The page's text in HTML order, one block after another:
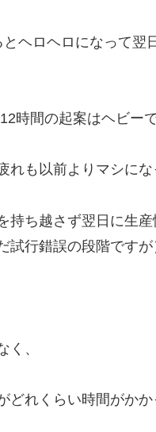
ヘロヘロになって翌
時間の起案はヘビーで
れも以前よりマシにな
持ち越さず翌日に生
行錯誤の段階ですが
く、
どれくらい時間がかか